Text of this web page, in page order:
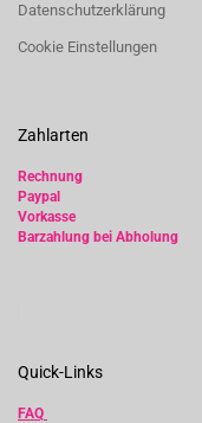
Datenschutzerklärung
Cookie Einstellungen
Zahlarten
Rechnung
Paypal
Vorkasse
Barzahlung bei Abholung
Quick-Links
FAQ